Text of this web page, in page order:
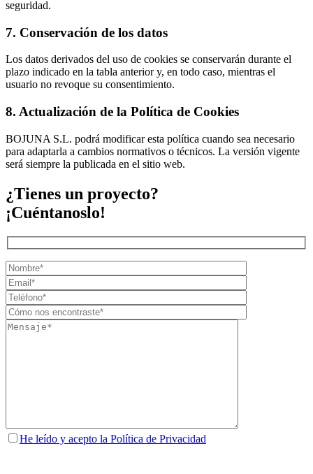
seguridad.
7. Conservación de los datos
Los datos derivados del uso de cookies se conservarán durante el
plazo indicado en la tabla anterior y, en todo caso, mientras el
usuario no revoque su consentimiento.
8. Actualización de la Política de Cookies
BOJUNA S.L. podrá modificar esta política cuando sea necesario
para adaptarla a cambios normativos o técnicos. La versión vigente
será siempre la publicada en el sitio web.
¿Tienes un proyecto?
¡Cuéntanoslo!
He leído y acepto la Política de Privacidad